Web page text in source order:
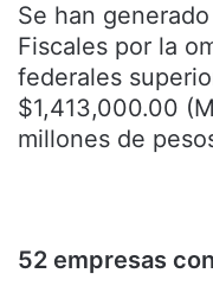
Se han
Fiscales por la
federales
$1,413,000.00
millones de
52 empresas